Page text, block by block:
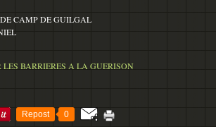
CAMP DE GUILGAL
Repost 0